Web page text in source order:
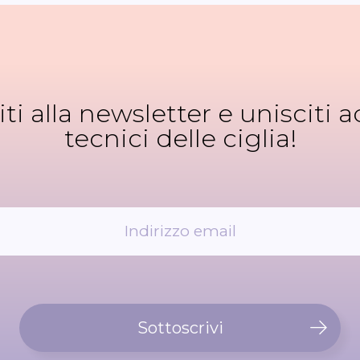
alla newsletter e unisciti
tecnici delle ciglia!
Sottoscrivi